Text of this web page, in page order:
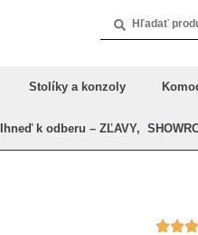
Stolíky a konzoly
Ihneď k odberu – ZĽAVY,